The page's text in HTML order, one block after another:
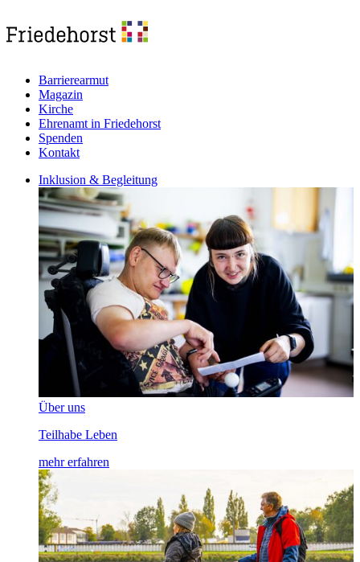
Barrierearmut
Magazin
Kirche
Ehrenamt in Friedehorst
Spenden
Kontakt
Inklusion & Begleitung
Über uns
Teilhabe Leben
mehr erfahren